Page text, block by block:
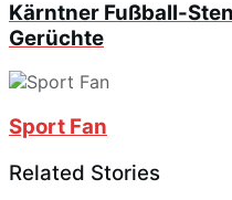
Kärntner Fußball-
Gerüchte
Sport Fan
Related Stories